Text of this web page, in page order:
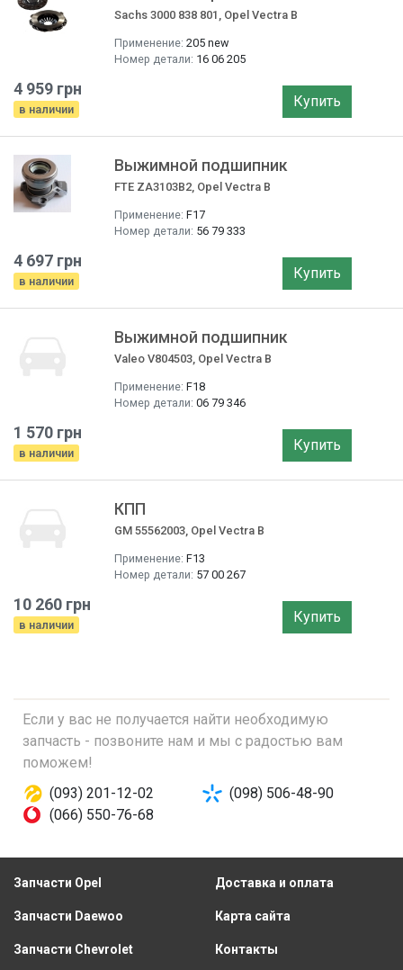
Sachs 3000 838 801, Opel Vectra B
Применение: 205 new
Номер детали: 16 06 205
4 959 грн
в наличии Купить
Выжимной подшипник
FTE ZA3103B2, Opel Vectra B
Применение: F17
Номер детали: 56 79 333
4 697 грн
в наличии Купить
Выжимной подшипник
Valeo V804503, Opel Vectra B
Применение: F18
Номер детали: 06 79 346
1 570 грн
в наличии Купить
КПП
GM 55562003, Opel Vectra B
Применение: F13
Номер детали: 57 00 267
10 260 грн
в наличии Купить
Если у вас не получается найти необходимую
запчасть - позвоните нам и мы с радостью вам
поможем!
(093) 201-12-02
(098) 506-48-90
(066) 550-76-68
Запчасти Opel
Запчасти Daewoo
Запчасти Chevrolet
Доставка и оплата
Карта сайта
Контакты